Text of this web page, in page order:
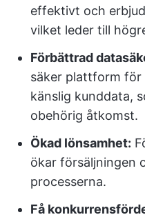
effektivt och
vilket leder till
Förbättrad
säker plattform för
känslig kunddata,
obehörig åtkomst.
Ökad lönsamhet:
ökar försäljningen
processerna.
Få